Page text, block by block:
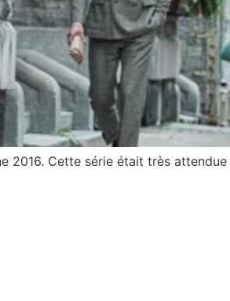
2016. Cette série était très